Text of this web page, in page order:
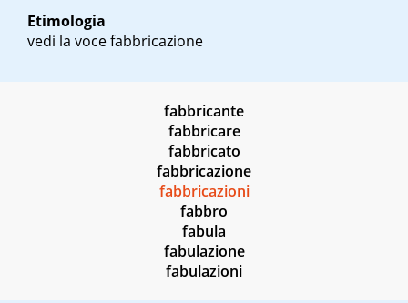
Etimologia
vedi la voce fabbricazione
fabbricante
fabbricare
fabbricato
fabbricazione
fabbricazioni
fabbro
fabula
fabulazione
fabulazioni